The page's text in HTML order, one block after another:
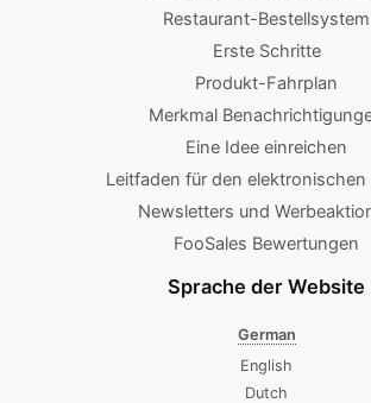
Restaurant-Bestellsystem
Erste Schritte
Produkt-Fahrplan
Merkmal
Eine Idee einreichen
Leitfaden für den elektronischen
Newsletters und
FooSales Bewertungen
Sprache der Website
German
English
Dutch